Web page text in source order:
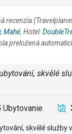
recenzia
, Mahé, Hotel:
preložená
skvělé
Ubytovanie
skvělé